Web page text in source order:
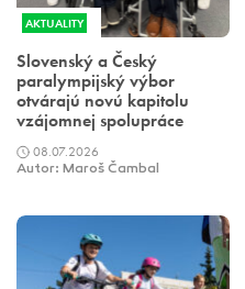
AKTUALITY
Slovenský a Český
paralympijský výbor
otvárajú novú kapitolu
vzájomnej spolupráce
08.07.2026
Autor: Maroš Čambal